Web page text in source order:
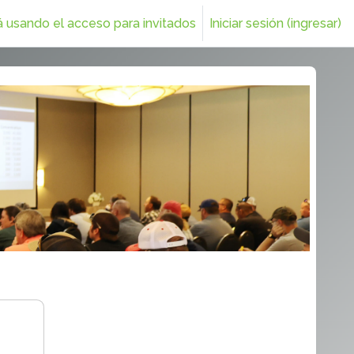
el acceso para invitados Iniciar sesión (ingresar)